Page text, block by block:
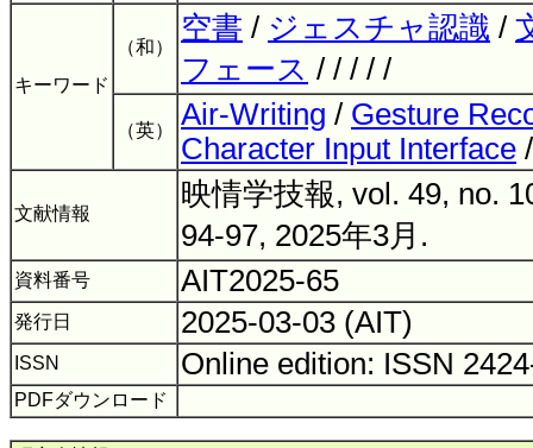
キーワード
（和）
空書 / ジェスチャ認識 /
フェース / / / / /
（英） Air-Writing / Gesture
Character Input Interface
文献情報
映情学技報, vol. 49, no.
94-97, 2025年3月.
資料番号 AIT2025-65
発行日 2025-03-03 (AIT)
ISSN Online edition: ISSN
PDFダウンロード